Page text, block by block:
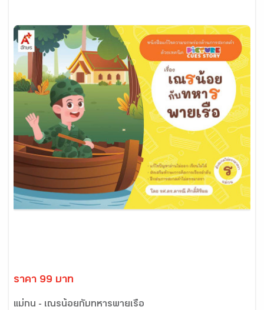
ราคา 99 บาท
แม่กน - เณรน้อยกับทหารพายเรือ